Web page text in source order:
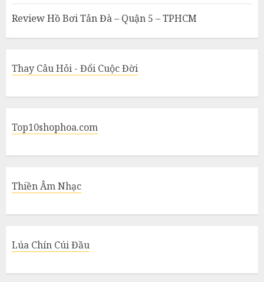
Review Hồ Bơi Tản Đà – Quận 5 – TPHCM
Thay Câu Hỏi - Đổi Cuộc Đời
Top10shophoa.com
Thiền Âm Nhạc
Lúa Chín Cúi Đầu